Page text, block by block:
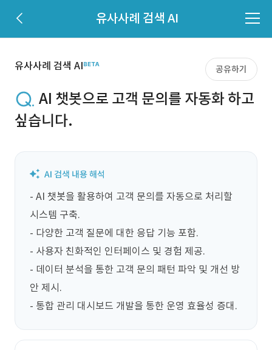
유사사례 검색 AI
유사사례 검색 AI 공유하기
AI 챗봇으로 고객 문의를 자동화 하고
싶습니다.
- AI 챗봇을 활용하여 고객 문의를 자동으로 처리할
시스템 구축.
- 다양한 고객 질문에 대한 응답 기능 포함.
- 사용자 친화적인 인터페이스 및 경험 제공.
- 데이터 분석을 통한 고객 문의 패턴 파악 및 개선 방
안 제시.
- 통합 관리 대시보드 개발을 통한 운영 효율성 증대.